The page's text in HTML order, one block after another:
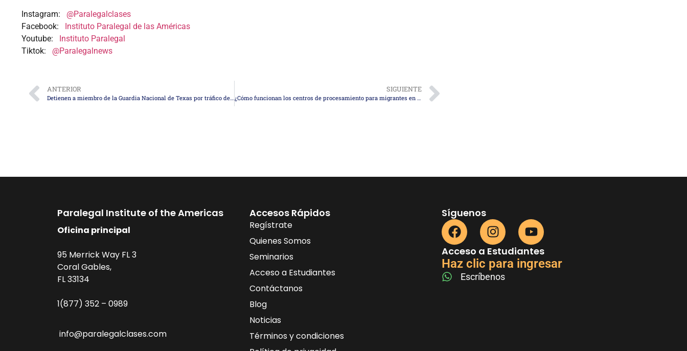
Instagram: @Paralegalclases
Facebook: Instituto Paralegal de las Américas
Youtube: Instituto Paralegal
Tiktok: @Paralegalnews
ANTERIOR
Detienen a miembro de la Guardia Nacional de Texas por tráfico de migrante
SIGUIENTE
¿Cómo funcionan los centros de procesamiento para migrantes en Colombia, Costa Rica, Ecuador y Guatemala?
Paralegal Institute of the Americas
Oficina principal
95 Merrick Way FL 3
Coral Gables,
FL 33134
1(877) 352 – 0989
info@paralegalclases.com
Accesos Rápidos
Regístrate
Quienes Somos
Seminarios
Acceso a Estudiantes
Contáctanos
Blog
Noticias
Términos y condiciones
Síguenos
Acceso a Estudiantes
Haz clic para ingresar
Escríbenos